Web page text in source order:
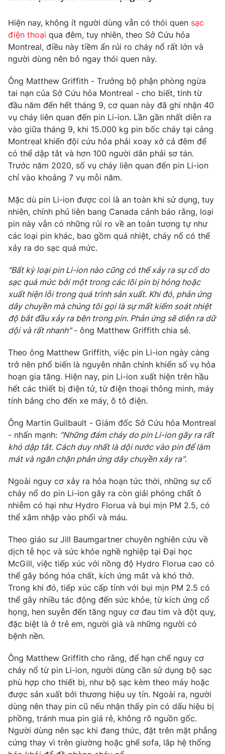
Câu chuyện quốc tế
Tài chính
Thị trường
Góc doanh nghiệp
Dữ liệu và đời sống
Truyền hình
Phim VTV
Hậu trường
Nhân vật
Khán giả
Giải sao mai
Giải trí
Điện ảnh
Âm nhạc
Sao
Đời sống
Du lịch
Làm đẹp
Chất lượng cuộc sống
Giáo dục
Tuyển sinh
Công nghệ
Hitech Công nghệ tương lai
Sản phẩm
Thị trường
Giao lưu trực tuyến
Lịch phát sóng
Chuyên mục khác
Emagazine Podcast
Photo Infographic
Video Shorts video
VTV Money VTV Thể thao
VTV Sức khoẻ Bất động sản
Thị trường 24h Tấm lòng Việt
VTV4 Vươn mình bằng AI
VTV9 VTV8
Liên hệ tòa soạn English
THỜI BÁO VTV
Theo dõi báo trên
Cơ quan chủ quản:Đài Truyền hình Việt Nam
Cơ quan báo chí: Thời báo VTV
Giấy phép hoạt động báo in và báo điện tử số 483/GP-BTTTT
cấp ngày 29/12/2023
Tổng Biên tập:Vũ Thanh Thủy
Phó Tổng Biên tập:Nguyễn Thị Mỹ Hạnh, Phạm Quốc Thắng,
Nguyễn Trọng Ninh
Tổng đài VTV: 024.38 355 931 - 024.38 355 932
Hiện nay, không ít người dùng vẫn có thói quen sạc
điện thoại qua đêm, tuy nhiên, theo Sở Cứu hỏa
Montreal, điều này tiềm ẩn rủi ro cháy nổ rất lớn và
người dùng nên bỏ ngay thói quen này.
Ông Matthew Griffith - Trưởng bộ phận phòng ngừa
tai nạn của Sở Cứu hỏa Montreal - cho biết, tính từ
đầu năm đến hết tháng 9, cơ quan này đã ghi nhận 40
vụ cháy liên quan đến pin Li-ion. Lần gần nhất diễn ra
vào giữa tháng 9, khi 15.000 kg pin bốc cháy tại cảng
Montreal khiến đội cứu hỏa phải xoay xở cả đêm để
có thể dập tắt và hơn 100 người dân phải sơ tán.
Trước năm 2020, số vụ cháy liên quan đến pin Li-ion
chỉ vào khoảng 7 vụ mỗi năm.
Mặc dù pin Li-ion được coi là an toàn khi sử dụng, tuy
nhiên, chính phủ liên bang Canada cảnh báo rằng, loại
pin này vẫn có những rủi ro về an toàn tương tự như
các loại pin khác, bao gồm quá nhiệt, cháy nổ có thể
xảy ra do sạc quá mức.
"Bất kỳ loại pin Li-ion nào cũng có thể xảy ra sự cố do
sạc quá mức bởi một trong các lõi pin bị hỏng hoặc
xuất hiện lỗi trong quá trình sản xuất. Khi đó, phản ứng
dây chuyền mà chúng tôi gọi là sự mất kiểm soát nhiệt
độ bắt đầu xảy ra bên trong pin. Phản ứng sẽ diễn ra dữ
dội và rất nhanh"- ông Matthew Griffith chia sẻ.
Theo ông Matthew Griffith, việc pin Li-ion ngày càng
trở nên phổ biến là nguyên nhân chính khiến số vụ hỏa
hoạn gia tăng. Hiện nay, pin Li-ion xuất hiện trên hầu
hết các thiết bị điện tử, từ điện thoại thông minh, máy
tính bảng cho đến xe máy, ô tô điện.
Ông Martin Guilbault - Giám đốc Sở Cứu hỏa Montreal
- nhấn mạnh: "Những đám cháy do pin Li-ion gây ra rất
khó dập tắt. Cách duy nhất là dội nước vào pin để làm
mát và ngăn chặn phản ứng dây chuyền xảy ra".
Ngoài nguy cơ xảy ra hỏa hoạn tức thời, những sự cố
cháy nổ do pin Li-ion gây ra còn giải phóng chất ô
nhiễm có hại như Hydro Florua và bụi mịn PM 2.5, có
thể xâm nhập vào phổi và máu.
Theo giáo sư Jill Baumgartner chuyên nghiên cứu về
dịch tễ học và sức khỏe nghề nghiệp tại Đại học
McGill, việc tiếp xúc với nồng độ Hydro Florua cao có
thể gây bỏng hóa chất, kích ứng mắt và khó thở.
Trong khi đó, tiếp xúc cấp tính với bụi mịn PM 2.5 có
thể gây nhiều tác động đến sức khỏe, từ kích ứng cổ
họng, hen suyễn đến tăng nguy cơ đau tim và đột quỵ,
đặc biệt là ở trẻ em, người già và những người có
bệnh nền.
Ông Matthew Griffith cho rằng, để hạn chế nguy cơ
cháy nổ từ pin Li-ion, người dùng cần sử dụng bộ sạc
phù hợp cho thiết bị, như bộ sạc kèm theo máy hoặc
được sản xuất bởi thương hiệu uy tín. Ngoài ra, người
dùng nên thay pin cũ nếu nhận thấy pin có dấu hiệu bị
phồng, tránh mua pin giá rẻ, không rõ nguồn gốc.
Người dùng nên sạc khi đang thức, đặt trên mặt phẳng
cứng thay vì trên giường hoặc ghế sofa, lắp hệ thống